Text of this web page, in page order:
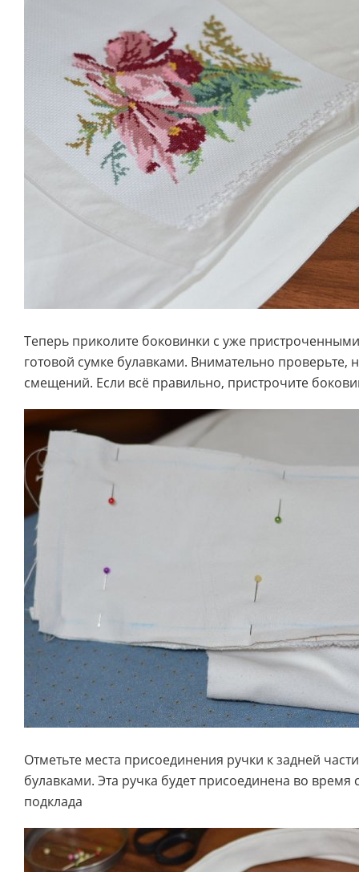
Теперь приколите боковинки с уже
готовой сумке булавками. Внимательно проверьте,
смещений. Если всё правильно, пристрочите
Отметьте места присоединения ручки к задней
булавками. Эта ручка будет присоединена во время
подклада